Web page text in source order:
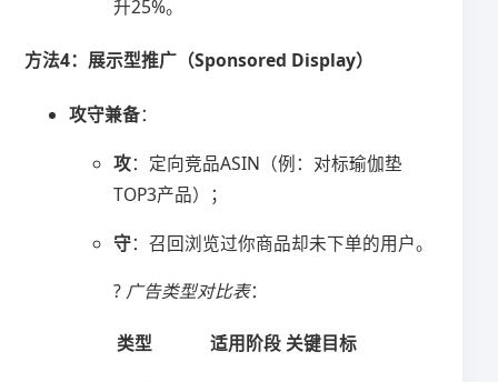
升25%。
​方法4：展示型推广（Sponsored Display）​
​攻守兼备​​：
​攻​​：定向竞品ASIN（例：对标瑜伽垫
TOP3产品）；
​守​​：召回浏览过你商品却未下单的用户。
? 广告类型对比表：
类型 适用阶段 关键目标